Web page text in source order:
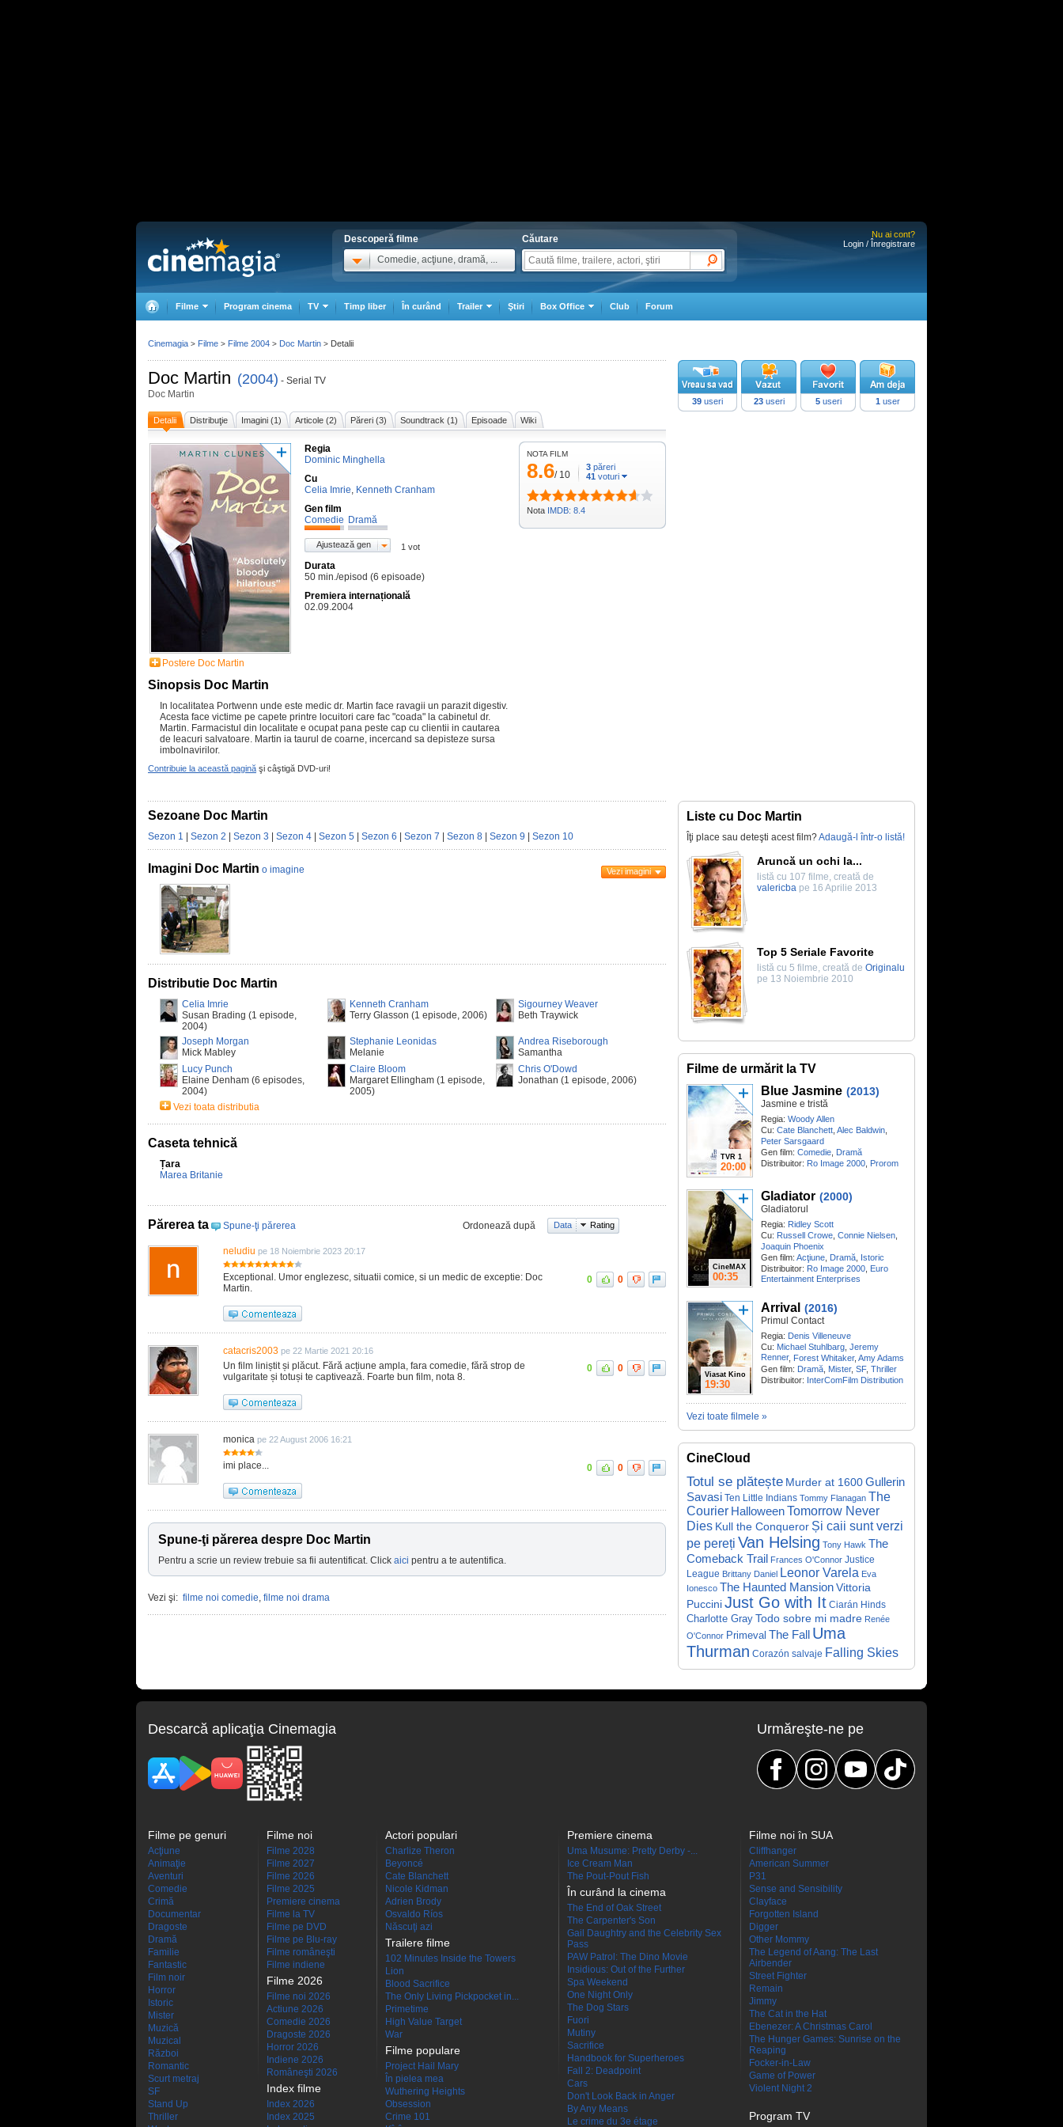
Descoperă filme
Comedie, acţiune, dramă, ...
Căutare
Nu ai cont?
Login / Înregistrare
Filme Program cinema TV Timp liber În curând Trailer Ştiri Box Office Club Forum
Doc Martin (2004) - Serial TV
Doc Martin
Detalii Distribuţie Imagini (1) Articole (2) Păreri (3) Soundtrack (1) Episoade Wiki
Postere Doc Martin
Regia
Dominic Minghella
Cu
Celia Imrie, Kenneth Cranham
Gen film
Comedie Dramă
Ajustează gen 1 vot
Durata
50 min./episod (6 episoade)
Premiera internațională
02.09.2004
Sinopsis Doc Martin
In localitatea Portwenn unde este medic dr. Martin face ravagii un parazit digestiv.
Acesta face victime pe capete printre locuitori care fac "coada" la cabinetul dr.
Martin. Farmacistul din localitate e ocupat pana peste cap cu clientii in cautarea
de leacuri salvatoare. Martin ia taurul de coarne, incercand sa depisteze sursa
imbolnavirilor.
Contribuie la această pagină şi câştigă DVD-uri!
NOTA FILM
8.6/ 10
3 păreri
41 voturi
Nota IMDB: 8.4
39 useri 23useri 5useri 1 user
Sezoane Doc Martin
Sezon 1 Sezon 2 Sezon 3 Sezon 4 Sezon 5 Sezon 6 Sezon 7 Sezon 8 Sezon 9 Sezon 10
Imagini Doc Martin o imagine Vezi imagini
Distributie Doc Martin
Celia Imrie
Susan Brading (1 episode,
2004)
Kenneth Cranham
Terry Glasson (1 episode, 2006)
Sigourney Weaver
Beth Traywick
Joseph Morgan
Mick Mabley
Stephanie Leonidas
Melanie
Andrea Riseborough
Samantha
Lucy Punch
Elaine Denham (6 episodes,
2004)
Claire Bloom
Margaret Ellingham (1 episode,
2005)
Chris O'Dowd
Jonathan (1 episode, 2006)
Vezi toata distributia
Caseta tehnică
Țara
Marea Britanie
Părerea ta Spune-ţi părerea Ordonează după Data Rating
neludiu pe 18 Noiembrie 2023 20:17
Exceptional. Umor englezesc, situatii comice, si un medic de exceptie: Doc
Martin.
0 0
catacris2003 pe 22 Martie 2021 20:16
Un film liniștit și plăcut. Fără acțiune ampla, fara comedie, fără strop de
vulgaritate și totuși te captivează. Foarte bun film, nota 8.
0 0
monica pe 22 August 2006 16:21
imi place... 0 0
Spune-ţi părerea despre Doc Martin
Pentru a scrie un review trebuie sa fii autentificat. Click aici pentru a te autentifica.
Vezi şi: filme noi comedie, filme noi drama
Liste cu Doc Martin
Îţi place sau deteşti acest film?Adaugă-l într-o listă!
Aruncă un ochi la...
listă cu 107 filme, creată de
valericba pe 16 Aprilie 2013
Top 5 Seriale Favorite
listă cu 5 filme, creată de Originalu
pe 13 Noiembrie 2010
Filme de urmărit la TV
TVR 1
20:00
Blue Jasmine (2013)
Jasmine e tristă
Regia: Woody Allen
Cu: Cate Blanchett Alec Baldwin
Peter Sarsgaard
Gen film: Comedie Dramă
Distribuitor: Ro Image 2000 Prorom
CineMAX
00:35
Gladiator (2000)
Gladiatorul
Regia: Ridley Scott
Cu: Russell Crowe Connie Nielsen
Joaquin Phoenix
Gen film: Acţiune Dramă Istoric
Distribuitor: Ro Image 2000 Euro
Entertainment Enterprises
Viasat Kino
19:30
Arrival (2016)
Primul Contact
Regia: Denis Villeneuve
Cu: Michael Stuhlbarg Jeremy
Renner, Forest Whitaker, Amy Adams
Gen film: Dramă Mister, SF, Thriller
Distribuitor: InterComFilm Distribution
Vezi toate filmele »
CineCloud
Totul se plătește Murder at 1600Gullerin
Savasi Ten Little Indians Tommy Flanagan The
Courier HalloweenTomorrow Never
Dies Kull the Conqueror Și caii sunt verzi
pe pereți Van Helsing Tony Hawk The
Comeback Trail Frances O'Connor Justice
League Brittany Daniel Leonor Varela Eva
Ionesco The Haunted MansionVittoria
PucciniJust Go with It Ciarán Hinds
Charlotte Gray Todo sobre mi madre Renée
O'Connor Primeval The Fall Uma
Thurman Corazón salvaje Falling Skies
Cinemagia > Filme > Filme 2004 > Doc Martin > Detalii
Descarcă aplicaţia Cinemagia Urmăreşte-ne pe
Filme pe genuri
Acţiune
Animaţie
Aventuri
Comedie
Crimă
Documentar
Dragoste
Dramă
Familie
Fantastic
Film noir
Horror
Istoric
Mister
Muzică
Muzical
Război
Romantic
Scurt metraj
SF
Stand Up
Thriller
Filme noi
Filme 2028
Filme 2027
Filme 2026
Filme 2025
Premiere cinema
Filme la TV
Filme pe DVD
Filme pe Blu-ray
Filme româneşti
Filme indiene
Filme 2026
Filme noi 2026
Actiune 2026
Comedie 2026
Dragoste 2026
Horror 2026
Indiene 2026
Româneşti 2026
Index filme
Index 2026
Index 2025
Actori populari
Charlize Theron
Beyoncé
Cate Blanchett
Nicole Kidman
Adrien Brody
Osvaldo Ríos
Născuţi azi
Trailere filme
102 Minutes Inside the Towers
Lion
Blood Sacrifice
The Only Living Pickpocket in...
Primetime
High Value Target
War
Filme populare
Project Hail Mary
În pielea mea
Wuthering Heights
Obsession
Crime 101
Premiere cinema
Uma Musume: Pretty Derby -...
Ice Cream Man
The Pout-Pout Fish
În curând la cinema
The End of Oak Street
The Carpenter's Son
Gail Daughtry and the Celebrity Sex
Pass
PAW Patrol: The Dino Movie
Insidious: Out of the Further
Spa Weekend
One Night Only
The Dog Stars
Fuori
Mutiny
Sacrifice
Handbook for Superheroes
Fall 2: Deadpoint
Cars
Don't Look Back in Anger
By Any Means
Le crime du 3e étage
Filme noi în SUA
Cliffhanger
American Summer
P31
Sense and Sensibility
Clayface
Forgotten Island
Digger
Other Mommy
The Legend of Aang: The Last
Airbender
Street Fighter
Remain
Jimmy
The Cat in the Hat
Ebenezer: A Christmas Carol
The Hunger Games: Sunrise on the
Reaping
Focker-in-Law
Game of Power
Violent Night 2
Program TV